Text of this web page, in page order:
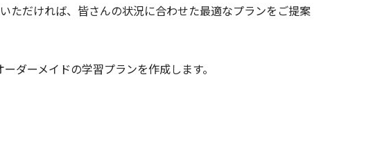
ただければ、皆さんの状況に合わせた最適なプランをご提案
ダーメイドの学習プランを作成します。